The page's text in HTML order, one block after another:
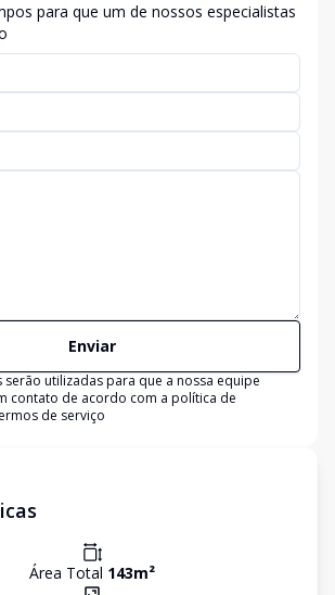
para que um de nossos especialistas
Enviar
serão utilizadas para que a nossa equipe
contato de acordo com a política de
de serviço
Área Total 143m²